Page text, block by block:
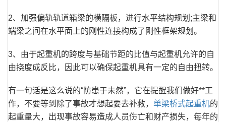
2、加强偏轨轨道箱梁的横隔板，进行水平结构规划;主梁和
端梁之间在水平面上的刚性连接构成了刚性框架规划。
3、由于起重机的跨度与基础节距的比值与起重机允许的自
由挠度成反比，因此可以确保起重机具有一定的自由扭转。
有一句话是这么说的“防患于未然”，它在提醒我们做好**工
作，不要等到除了事故才想起要去补救， 单梁桥式起重机的
起重量大，出现事故容易造成人员伤亡和财产损失，每年的